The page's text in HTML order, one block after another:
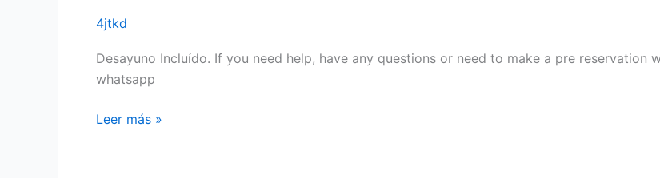
4jtkd
Desayuno Incluído. If you need help, have any questions or need to make a pre
whatsapp
Leer más »